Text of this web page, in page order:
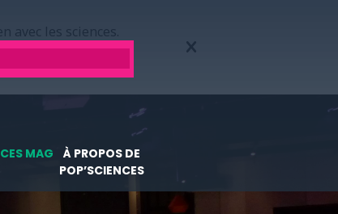
avec les sciences.
MAG
À PROPOS DE
POP’SCIENCES